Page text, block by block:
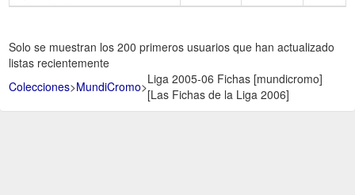
Solo se muestran los 200 primeros usuarios que han actualizado
listas recientemente
Colecciones>MundiCromo>Liga 2005-06 Fichas [mundicromo]
[Las Fichas de la Liga 2006]